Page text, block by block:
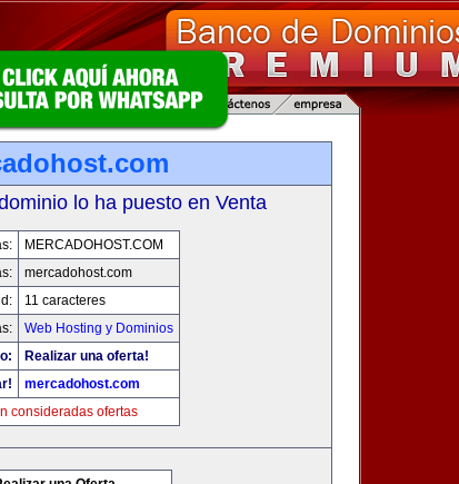
lo ha puesto en Venta
MERCADOHOST.COM
mercadohost.com
11 caracteres
Web Hosting y Dominios
Realizar una oferta!
mercadohost.com
consideradas ofertas